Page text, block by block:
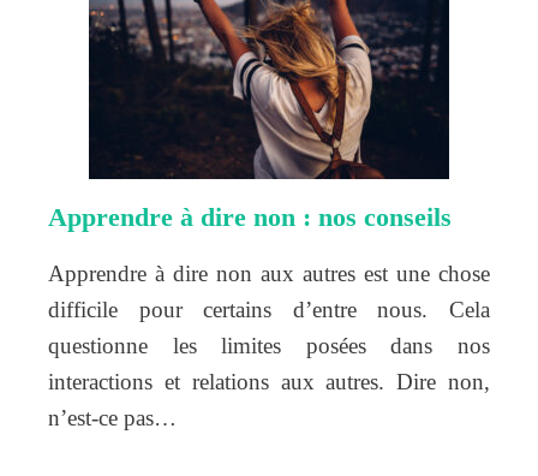
Apprendre à dire non : nos conseils
Apprendre à dire non aux autres est une chose
difficile pour certains d’entre nous. Cela
questionne les limites posées dans nos
interactions et relations aux autres. Dire non,
n’est-ce pas…